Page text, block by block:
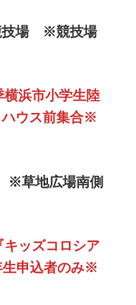
技場 ※競技場
横浜市小学生陸
ウス前集合※
※草地広場南側
キッズコロシア
申込者のみ※